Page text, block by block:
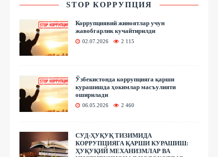
STOP КОРРУПЦИЯ
Коррупциявий жиноятлар учун
жавобгарлик кучайтирилди
02.07.2026 2 115
Ўзбекистонда коррупцияга қарши
курашишда ҳокимлар масъулияти
оширилади
06.05.2026 2 460
СУД-ҲУҚУҚ ТИЗИМИДА
КОРРУПЦИЯГА ҚАРШИ КУРАШИШ:
ҲУҚУҚИЙ МЕХАНИЗМЛАР ВА